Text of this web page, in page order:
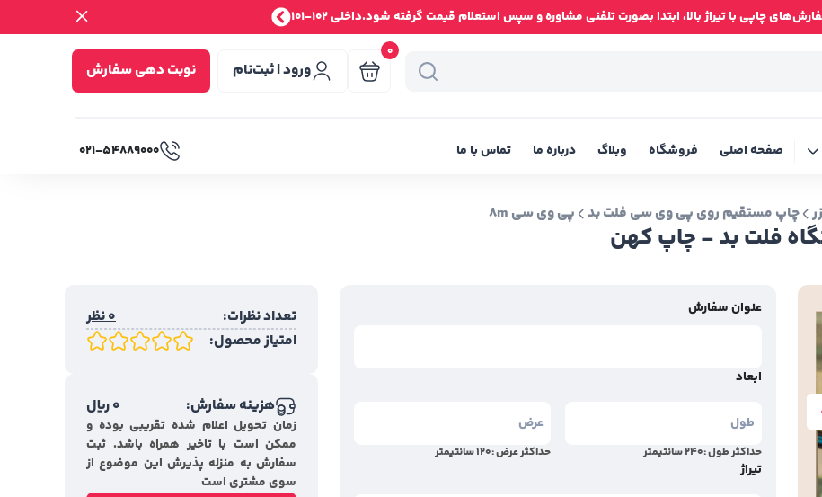
چاپی با تیراژ بالا، ابتدا بصورت تلفنی مشاوره و سپس استعلام قیمت گرفته شود.داخلی 102-101
0
ورود | ثبت‌نام نوبت دهی سفارش
صفحه اصلی فروشگاه وبلاگ درباره ما تماس با ما ۰۲۱-۵۴۸۸۹۰۰۰
چاپ مستقیم روی پی وی سی فلت بد پی وی سی 8m
عنوان سفارش
ابعاد
حداکثر طول :240سانتیمتر حداکثر عرض :120سانتیمتر
تیراژ
تعداد نظرات:
0 نظر
امتیاز محصول:
هزینه سفارش: 0ریال
زمان تحویل اعلام شده تقریبی بوده و
ممکن است با تاخیر همراه باشد. ثبت
سفارش به منزله پذیرش این موضوع از
سوی مشتری است